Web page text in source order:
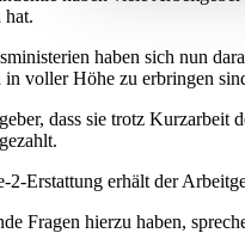
hat.
haben sich nun
in voller Höhe zu erbringen
dass sie trotz
2-Erstattung erhält der
Fragen hierzu haben,